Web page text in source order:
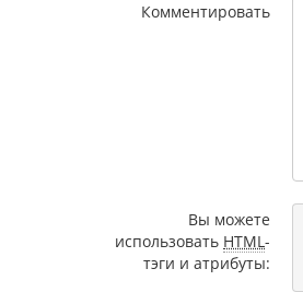
Комментировать
Вы можете
использовать HTML-
тэги и атрибуты: